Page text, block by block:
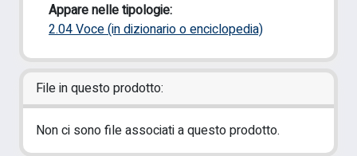
Appare nelle tipologie:
2.04 Voce (in dizionario o enciclopedia)
File in questo prodotto:
Non ci sono file associati a questo prodotto.